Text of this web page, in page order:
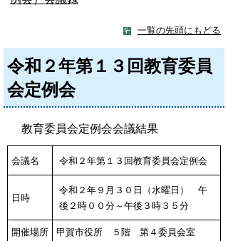
一覧の先頭にもどる
令和２年第１３回教育委員
会定例会
教育委員会定例会会議結果
会議名 令和２年第１３回教育委員会定例会
日時
令和２年９月３０日（水曜日） 午
後２時００分～午後３時３５分
開催場所 甲賀市役所 ５階 第４委員会室